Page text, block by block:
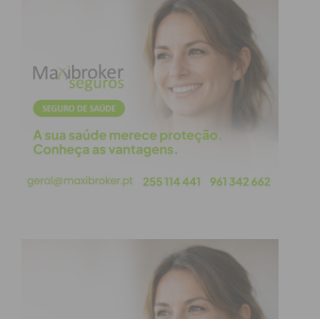
Subscreva a newsletter do
Imediato
Assine nossa newsletter por e-mail e
obtenha de forma regular a informação
atualizada.
Eu li e concordo com ostermos e
condições